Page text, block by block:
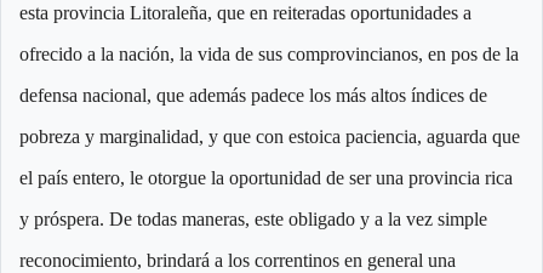
esta provincia Litoraleña, que en reiteradas oportunidades a
ofrecido a la nación, la vida de sus comprovincianos, en pos de la
defensa nacional, que además padece los más altos índices de
pobreza y marginalidad, y que con estoica paciencia, aguarda que
el país entero, le otorgue la oportunidad de ser una provincia rica
y próspera. De todas maneras, este obligado y a la vez simple
reconocimiento, brindará a los correntinos en general una